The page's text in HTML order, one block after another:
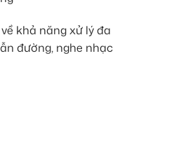
khả năng xử lý đa
đường, nghe nhạc